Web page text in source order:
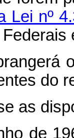
Lei nº
do
as
de